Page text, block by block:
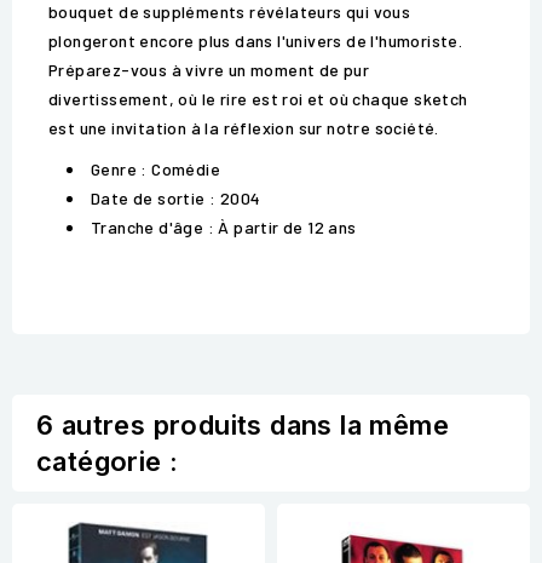
bouquet de suppléments révélateurs qui vous
plongeront encore plus dans l'univers de l'humoriste.
Préparez-vous à vivre un moment de pur
divertissement, où le rire est roi et où chaque sketch
est une invitation à la réflexion sur notre société.
Genre : Comédie
Date de sortie : 2004
Tranche d'âge : À partir de 12 ans
6 autres produits dans la même
catégorie :